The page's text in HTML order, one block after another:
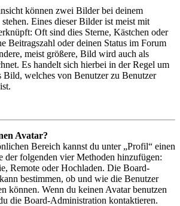
können zwei Bilder bei deinem
Eines dieser Bilder ist meist mit
Oft sind dies Sterne, Kästchen oder
Beitragszahl oder deinen Status im Forum
meist größere, Bild wird auch als
Es handelt sich hierbei in der Regel um
Bild, welches von Benutzer zu Benutzer
Avatar?
Bereich kannst du unter „Profil“ einen
der folgenden vier Methoden hinzufügen:
Remote oder Hochladen. Die Board-
bestimmen, ob und wie die Benutzer
können. Wenn du keinen Avatar benutzen
die Board-Administration kontaktieren.